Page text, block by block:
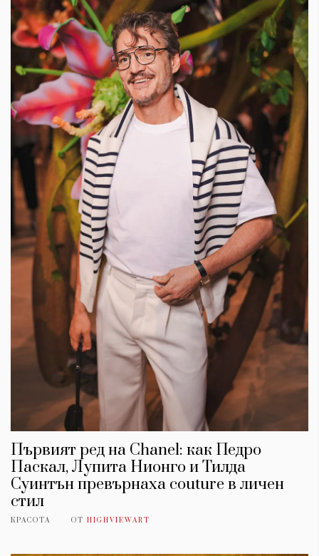
Първият ред на Chanel: как Педро
Паскал, Лупита Нионго и Тилда
Суинтън превърнаха couture в личен
стил
КРАСОТА ОТ HIGHVIEWART